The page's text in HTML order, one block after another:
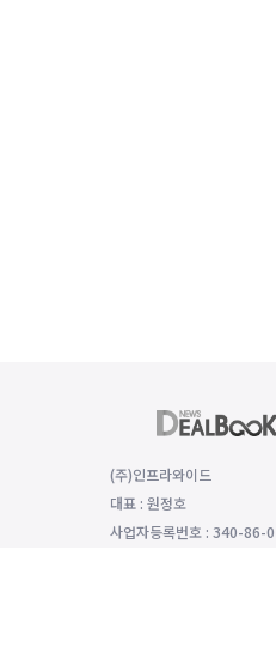
(주)인프라와이드
대표 : 원정호
사업자등록번호 : 340-86-